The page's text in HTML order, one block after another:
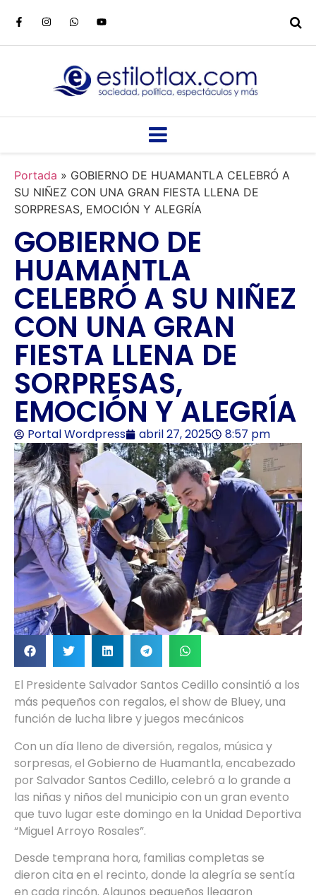
Portada » GOBIERNO DE HUAMANTLA CELEBRÓ A
SU NIÑEZ CON UNA GRAN FIESTA LLENA DE
SORPRESAS, EMOCIÓN Y ALEGRÍA
GOBIERNO DE
HUAMANTLA
CELEBRÓ A SU NIÑEZ
CON UNA GRAN
FIESTA LLENA DE
SORPRESAS,
EMOCIÓN Y ALEGRÍA
Portal Wordpress abril 27, 2025 8:57 pm
El Presidente Salvador Santos Cedillo consintió a los
más pequeños con regalos, el show de Bluey, una
función de lucha libre y juegos mecánicos
Con un día lleno de diversión, regalos, música y
sorpresas, el Gobierno de Huamantla, encabezado
por Salvador Santos Cedillo, celebró a lo grande a
las niñas y niños del municipio con un gran evento
que tuvo lugar este domingo en la Unidad Deportiva
“Miguel Arroyo Rosales”.
Desde temprana hora, familias completas se
dieron cita en el recinto, donde la alegría se sentía
en cada rincón. Algunos pequeños llegaron